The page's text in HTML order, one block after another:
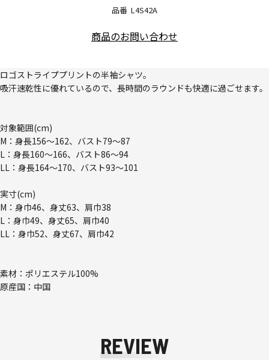
品番 L4S42A
商品のお問い合わせ
ロゴストライププリントの半袖シャツ。
吸汗速乾性に優れているので、長時間のラウンドも快適に過ごせます。
対象範囲(cm)
M：身長156～162、バスト79～87
L：身長160～166、バスト86～94
LL：身長164～170、バスト93～101
実寸(cm)
M：身巾46、身丈63、肩巾38
L：身巾49、身丈65、肩巾40
LL：身巾52、身丈67、肩巾42
素材：ポリエステル100%
原産国：中国
REVIEW